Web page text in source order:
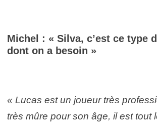
Michel : « Silva, c’est ce type
dont on a besoin »
« Lucas est un joueur très
très mûre pour son âge, il est tout